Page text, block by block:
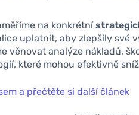
na konkrétní
uplatnit, aby zlepšily své
věnovat analýze nákladů,
které mohou efektivně
a přečtěte si další článek